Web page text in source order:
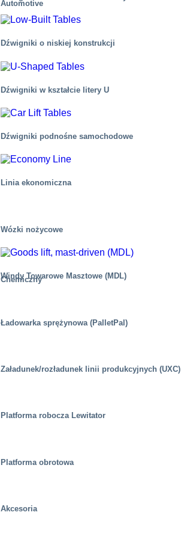
Automotive
Chemiczny
Dźwigniki o niskiej konstrukcji
Dźwigniki w kształcie litery U
Dźwigniki podnośne samochodowe
Linia ekonomiczna
Wózki nożycowe
Windy Towarowe Masztowe (MDL)
Ładowarka sprężynowa (PalletPal)
Załadunek/rozładunek linii produkcyjnych (UXC)
Platforma robocza Lewitator
Platforma obrotowa
Akcesoria